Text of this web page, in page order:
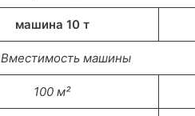
машина 10 т
Вместимость машины
100 м²